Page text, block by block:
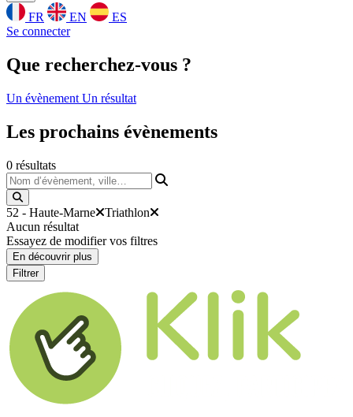
FR EN
ES
Se connecter
Que recherchez-vous ?
Un évènement Un résultat
Les prochains évènements
0 résultats
Nom d’évènement, ville…
52 - Haute-Marne
Triathlon
Aucun résultat
Essayez de modifier vos filtres
En découvrir plus
Filtrer